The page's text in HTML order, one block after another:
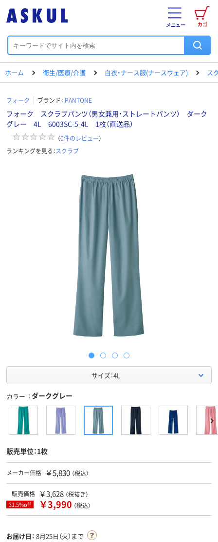
カゴ
メニュー
ホーム 衛生/医療/介護 白衣・ナース服(ナースウェア) ス
フォーク ブランド： PANTONE
フォーク スクラブパンツ（男女兼用・ストレートパンツ） ダーク
グレー 4L 6003SC-5-4L 1枚（直送品）
（0件のレビュー）
ランキングを見る：スクラブ
サイズ：4L
カラー ダークグレー
販売単位：1枚
メーカー価格 ￥5,830 （税込）
販売価格 ￥3,628 （税抜き）
31.5%off ￥3,990 （税込）
お届け日： 8月25日（火）まで